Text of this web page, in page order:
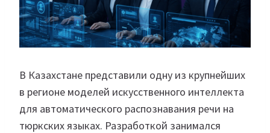
В Казахстане представили одну из крупнейших
в регионе моделей искусственного интеллекта
для автоматического распознавания речи на
тюркских языках. Разработкой занимался